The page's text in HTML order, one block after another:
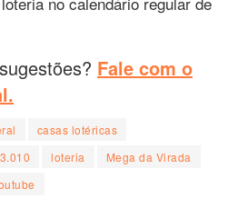
Fale com o
casas lotéricas
loteria
Mega da Virada